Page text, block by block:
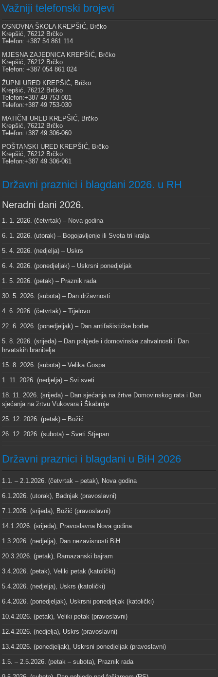
Važniji telefonski brojevi
OSNOVNA ŠKOLA KREPŠIĆ, Brčko
Krepšić, 76212 Brčko
Telefon: +387 54 861 114
MJESNA ZAJEDNICA KREPŠIĆ, Brčko
Krepšić, 76212 Brčko
Telefon: +387 054 861 024
ŽUPNI URED KREPŠIĆ, Brčko
Krepšić, 76212 Brčko
Telefon:+387 49 753-001
Telefon:+387 49 753-030
MATIČNI URED KREPŠIĆ, Brčko
Krepšić, 76212 Brčko
Telefon:+387 49 306-060
POŠTANSKI URED KREPŠIĆ, Brčko
Krepšić, 76212 Brčko
Telefon:+387 49 306-061
Državni praznici i blagdani 2026. u RH
Neradni dani 2026.
1. 1. 2026. (četvrtak) – Nova godina
6. 1. 2026. (utorak) – Bogojavljenje ili Sveta tri kralja
5. 4. 2026. (nedjelja) – Uskrs
6. 4. 2026. (ponedjeljak) – Uskrsni ponedjeljak
1. 5. 2026. (petak) – Praznik rada
30. 5. 2026. (subota) – Dan državnosti
4. 6. 2026. (četvrtak) – Tijelovo
22. 6. 2026. (ponedjeljak) – Dan antifašističke borbe
5. 8. 2026. (srijeda) – Dan pobjede i domovinske zahvalnosti i Dan
hrvatskih branitelja
15. 8. 2026. (subota) – Velika Gospa
1. 11. 2026. (nedjelja) – Svi sveti
18. 11. 2026. (srijeda) – Dan sjećanja na žrtve Domovinskog rata i Dan
sjećanja na žrtvu Vukovara i Škabrnje
25. 12. 2026. (petak) – Božić
26. 12. 2026. (subota) – Sveti Stjepan
Državni praznici i blagdani u BiH 2026
1.1. – 2.1.2026. (četvrtak – petak), Nova godina
6.1.2026. (utorak), Badnjak (pravoslavni)
7.1.2026. (srijeda), Božić (pravoslavni)
14.1.2026. (srijeda), Pravoslavna Nova godina
1.3.2026. (nedjelja), Dan nezavisnosti BiH
20.3.2026. (petak), Ramazanski bajram
3.4.2026. (petak), Veliki petak (katolički)
5.4.2026. (nedjelja), Uskrs (katolički)
6.4.2026. (ponedjeljak), Uskrsni ponedjeljak (katolički)
10.4.2026. (petak), Veliki petak (pravoslavni)
12.4.2026. (nedjelja), Uskrs (pravoslavni)
13.4.2026. (ponedjeljak), Uskrsni ponedjeljak (pravoslavni)
1.5. – 2.5.2026. (petak – subota), Praznik rada